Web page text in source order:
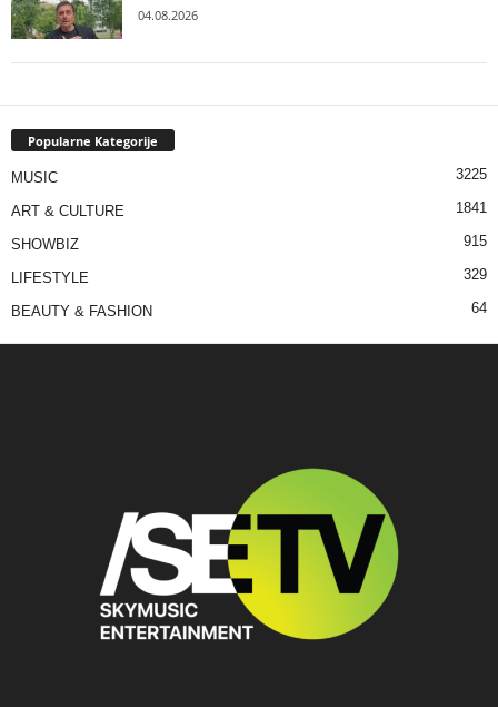
04.08.2026
Popularne Kategorije
MUSIC 3225
ART & CULTURE 1841
SHOWBIZ 915
LIFESTYLE 329
BEAUTY & FASHION 64